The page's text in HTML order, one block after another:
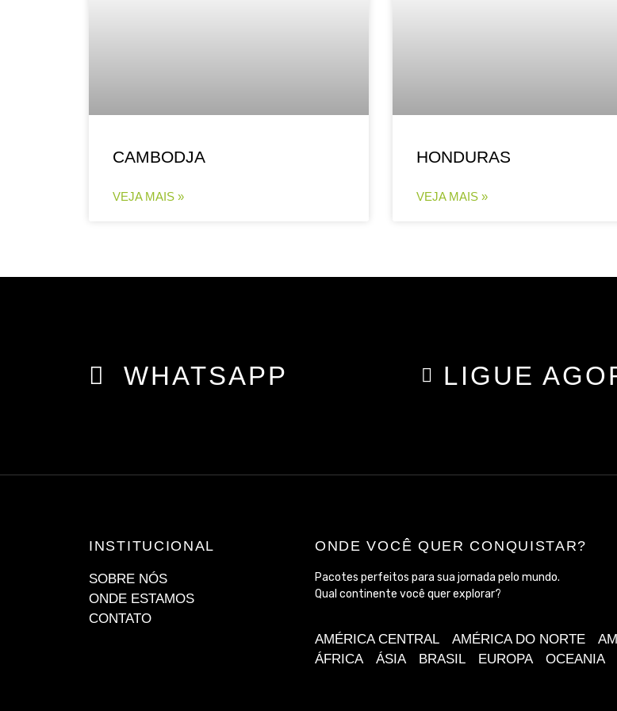
CAMBODJA
VEJA MAIS »
HONDURAS
VEJA MAIS »
WHATSAPP LIGUE
INSTITUCIONAL
SOBRE NÓS
ONDE ESTAMOS
CONTATO
ONDE VOCÊ QUER CONQUISTAR?
Pacotes perfeitos para sua jornada pelo mundo.
Qual continente você quer explorar?
AMÉRICA CENTRAL AMÉRICA DO NORTE
ÁFRICA
ÁSIA BRASIL EUROPA OCEANIA